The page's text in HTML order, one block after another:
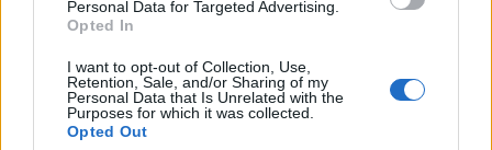
Personal Data for Targeted Advertising.
Opted In
I want to opt-out of Collection, Use,
Retention, Sale, and/or Sharing of my
Personal Data that Is Unrelated with the
Purposes for which it was collected.
Opted Out
Meghalt George Michael
dankógábor•2016. december 26.